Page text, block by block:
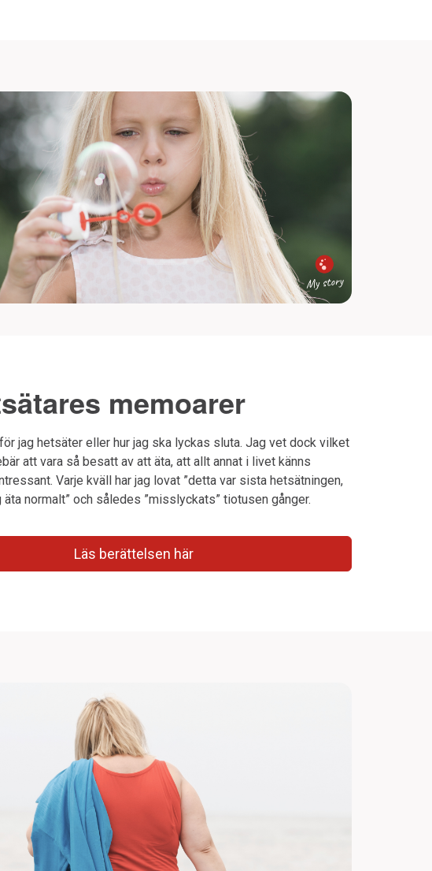
memoarer
jag hetsäter eller hur jag ska lyckas sluta. Jag vet dock vilket
att vara så besatt av att äta, att allt annat i livet känns
Varje kväll har jag lovat ”detta var sista hetsätningen,
äta normalt” och således ”misslyckats” tiotusen gånger.
Läs berättelsen här